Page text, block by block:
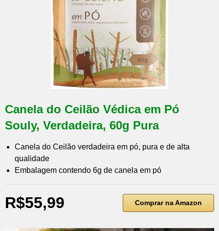
Canela do Ceilão Védica em Pó
Souly, Verdadeira, 60g Pura
Canela do Ceilão verdadeira em pó, pura e de alta
qualidade
Embalagem contendo 6g de canela em pó
R$55,99 Comprar na Amazon